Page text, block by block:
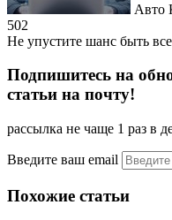
Авто
502
Не упустите шанс быть
Подпишитесь на
статьи на почту!
рассылка не чаще 1 раз в
Введите ваш email
Похожие статьи